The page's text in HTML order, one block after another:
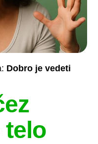
Dobro je vedeti
telo